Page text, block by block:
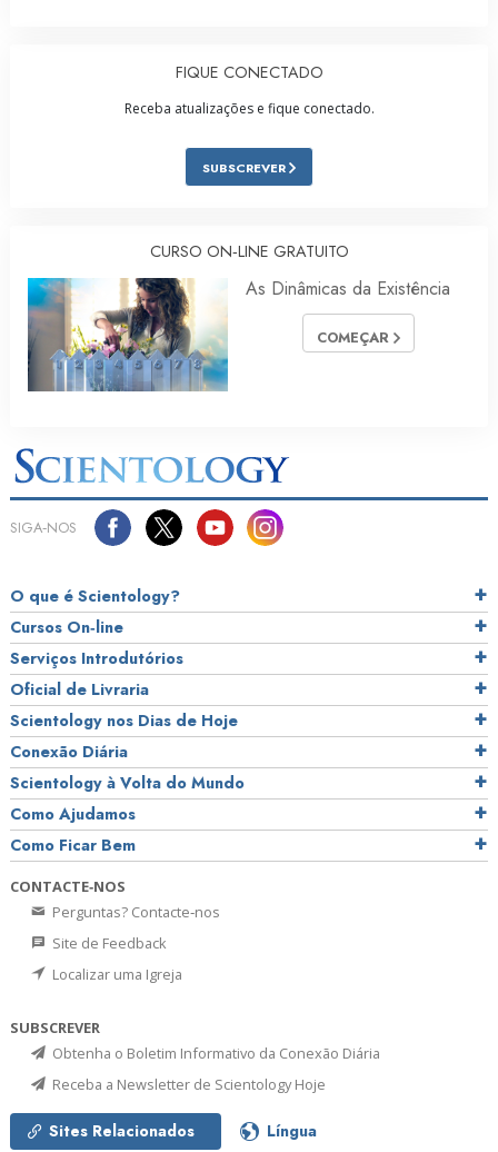
FIQUE CONECTADO
Receba atualizações e fique conectado.
SUBSCREVER
CURSO ON‑LINE GRATUITO
As Dinâmicas da Existência
COMEÇAR
SIGA‑NOS
O que é Scientology?
Cursos On‑line
Serviços Introdutórios
Oficial de Livraria
Scientology nos Dias de Hoje
Conexão Diária
Scientology à Volta do Mundo
Como Ajudamos
Como Ficar Bem
CONTACTE‑NOS
Perguntas? Contacte‑nos
Site de Feedback
Localizar uma Igreja
SUBSCREVER
Obtenha o Boletim Informativo da Conexão Diária
Receba a Newsletter de Scientology Hoje
Sites Relacionados Língua